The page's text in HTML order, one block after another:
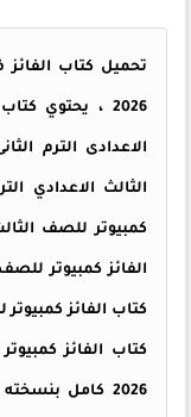
تحميل كتاب الفائز
2026 ، يحتوي
الاعدادى الترم
الثالث الاعدادي
كمبيوتر للصف
الفائز كمبيوتر للصف
كتاب الفائز كمبيوتر
2026 كامل بنسخته